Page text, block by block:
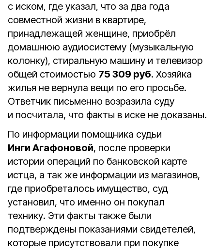
с иском, где указал, что за два года
совместной жизни в квартире,
принадлежащей женщине, приобрёл
домашнюю аудиосистему (музыкальную
колонку), стиральную машину и телевизор
общей стоимостью 75 309 руб. Хозяйка
жилья не вернула вещи по его просьбе.
Ответчик письменно возразила суду
и посчитала, что факты в иске не доказаны.
По информации помощника судьи
Инги Агафоновой, после проверки
истории операций по банковской карте
истца, а так же информации из магазинов,
где приобреталось имущество, суд
установил, что именно он покупал
технику. Эти факты также были
подтверждены показаниями свидетелей,
которые присутствовали при покупке